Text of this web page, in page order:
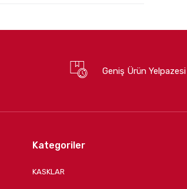
Geniş Ürün Yelpazesi
Kategoriler
KASKLAR